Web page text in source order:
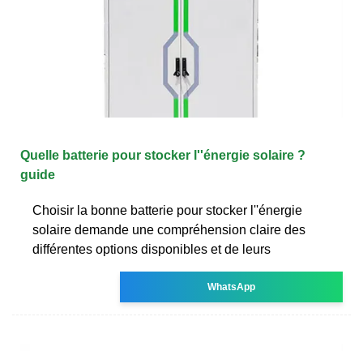
Quelle batterie pour stocker l''énergie solaire ?
guide
Choisir la bonne batterie pour stocker l''énergie
solaire demande une compréhension claire des
différentes options disponibles et de leurs
WhatsApp